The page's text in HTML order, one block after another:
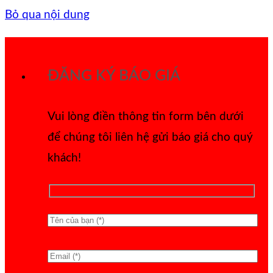
Bỏ qua nội dung
ĐĂNG KÝ BÁO GIÁ
Vui lòng điền thông tin form bên dưới
để chúng tôi liên hệ gửi báo giá cho quý
khách!